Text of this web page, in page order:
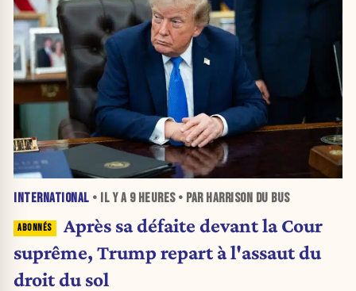
INTERNATIONAL • IL Y A 9 HEURES• PAR HARRISON DU BUS
Après sa défaite devant la Cour
suprême, Trump repart à l'assaut du
droit du sol